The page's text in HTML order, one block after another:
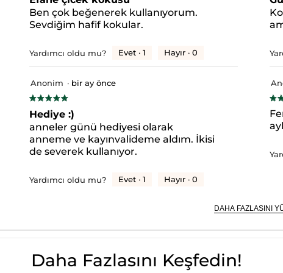
#HerşeyiAçıklıyoruz
5 yorum.
yorumları filtrelemek için seçin.
4 yorum.
yorumları filtrelemek için seçin.
yıldızlı 1 yorum.
yıldızlı yorumları filtrelemek için seçin.
2 yorum.
yorumları filtrelemek için seçin.
yıldız.
Ben çok beğenerek kullanıyorum.
Sevdiğim hafif kokular.
Yardımcı oldu mu? Evet · 1 Hayır · 0
★★★★★
★★★★★
yıldız.
Anonim · bir ay önce
Hediye :)
anneler günü hediyesi olarak
anneme ve kayınvalideme aldım. İkisi
de severek kullanıyor.
Yardımcı oldu mu? Evet · 1 Hayır · 0
DAHA FAZLASINI
Daha Fazlasını Keşfedin!